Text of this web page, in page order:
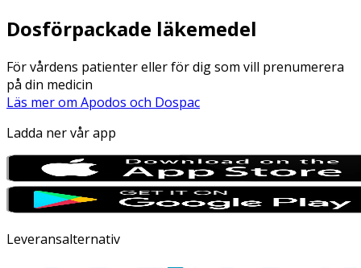
Dosförpackade läkemedel
För vårdens patienter eller för dig som vill prenumerera
på din medicin
Läs mer om Apodos och Dospac
Ladda ner vår app
Leveransalternativ